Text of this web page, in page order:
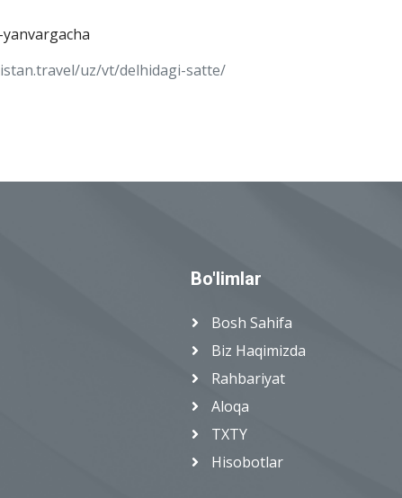
uz/vt/delhidagi-satte/
Bo'limlar
Bosh Sahifa
Biz Haqimizda
Rahbariyat
Aloqa
TXTY
Hisobotlar